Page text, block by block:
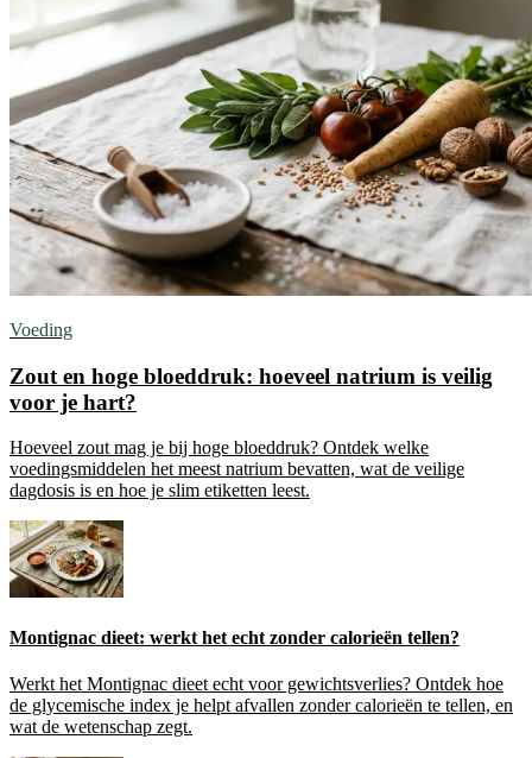
Voeding
Zout en hoge bloeddruk: hoeveel natrium is veilig
voor je hart?
Hoeveel zout mag je bij hoge bloeddruk? Ontdek welke
voedingsmiddelen het meest natrium bevatten, wat de veilige
dagdosis is en hoe je slim etiketten leest.
Montignac dieet: werkt het echt zonder calorieën tellen?
Werkt het Montignac dieet echt voor gewichtsverlies? Ontdek hoe
de glycemische index je helpt afvallen zonder calorieën te tellen, en
wat de wetenschap zegt.